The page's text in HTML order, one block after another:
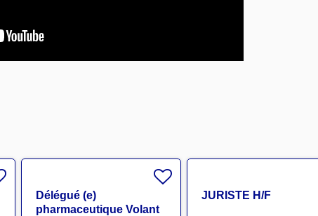
Délégué (e)
pharmaceutique Volant
JURISTE H/F